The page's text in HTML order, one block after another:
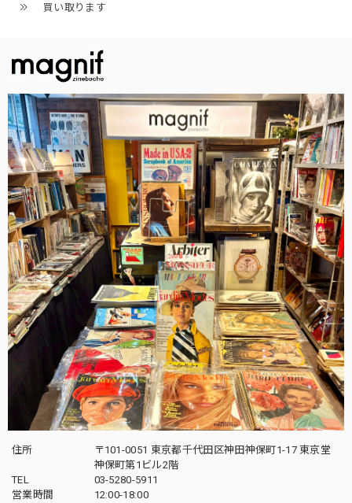
買い取ります
住所
〒101-0051 東京都千代田区神田神保町1-17 東京堂
神保町第1ビル2階
TEL
03-5280-5911
営業時間
12:00-18:00